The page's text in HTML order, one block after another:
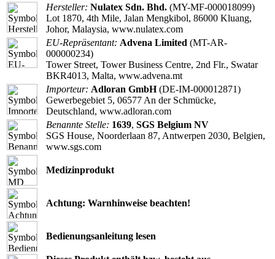
Hersteller: Nulatex Sdn. Bhd. (MY-MF-000018099)
Lot 1870, 4th Mile, Jalan Mengkibol, 86000 Kluang,
Johor, Malaysia, www.nulatex.com
EU-Repräsentant: Advena Limited (MT-AR-
000000234)
Tower Street, Tower Business Centre, 2nd Flr., Swatar
BKR4013, Malta, www.advena.mt
Importeur: Adloran GmbH(DE-IM-000012871)
Gewerbegebiet 5, 06577 An der Schmücke,
Deutschland, www.adloran.com
Benannte Stelle: 1639, SGS Belgium NV
SGS House, Noorderlaan 87, Antwerpen 2030, Belgien,
www.sgs.com
Medizinprodukt
Achtung: Warnhinweise beachten!
Bedienungsanleitung lesen